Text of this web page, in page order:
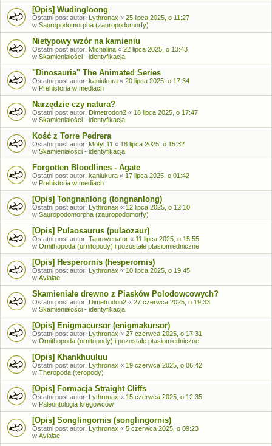
[Opis] Wudingloong
Ostatni post autor: Lythronax « 25 lipca 2025, o 11:27
w Sauropodomorpha (zauropodomorfy)
Nietypowy wzór na kamieniu
Ostatni post autor: Michalina « 22 lipca 2025, o 13:43
w Skamieniałości - identyfikacja
"Dinosauria" The Animated Series
Ostatni post autor: kaniukura « 20 lipca 2025, o 17:34
w Prehistoria w mediach
Narzędzie czy natura?
Ostatni post autor: Dimetrodon2 « 18 lipca 2025, o 17:47
w Skamieniałości - identyfikacja
Kość z Torre Pedrera
Ostatni post autor: Motyl.11 « 18 lipca 2025, o 15:32
w Skamieniałości - identyfikacja
Forgotten Bloodlines - Agate
Ostatni post autor: kaniukura « 17 lipca 2025, o 01:42
w Prehistoria w mediach
[Opis] Tongnanlong (tongnanlong)
Ostatni post autor: Lythronax « 12 lipca 2025, o 12:10
w Sauropodomorpha (zauropodomorfy)
[Opis] Pulaosaurus (pulaozaur)
Ostatni post autor: Taurovenator « 11 lipca 2025, o 15:55
w Ornithopoda (ornitopody) i pozostałe ptasiomiedniczne
[Opis] Hesperornis (hesperornis)
Ostatni post autor: Lythronax « 10 lipca 2025, o 19:45
w Avialae
Skamieniałe drewno z Piasków Polodowcowych?
Ostatni post autor: Dimetrodon2 « 27 czerwca 2025, o 19:33
w Skamieniałości - identyfikacja
[Opis] Enigmacursor (enigmakursor)
Ostatni post autor: Lythronax « 27 czerwca 2025, o 17:31
w Ornithopoda (ornitopody) i pozostałe ptasiomiedniczne
[Opis] Khankhuuluu
Ostatni post autor: Lythronax « 19 czerwca 2025, o 06:42
w Theropoda (teropody)
[Opis] Formacja Straight Cliffs
Ostatni post autor: Lythronax « 15 czerwca 2025, o 12:35
w Paleontologia kręgowców
[Opis] Songlingornis (songlingornis)
Ostatni post autor: Lythronax « 5 czerwca 2025, o 09:23
w Avialae